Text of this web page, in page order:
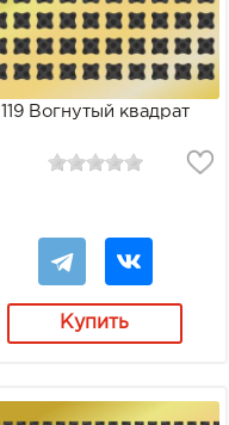
119 Вогнутый квадрат
Купить